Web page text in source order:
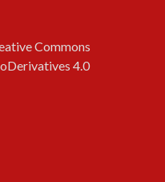
Commons
4.0